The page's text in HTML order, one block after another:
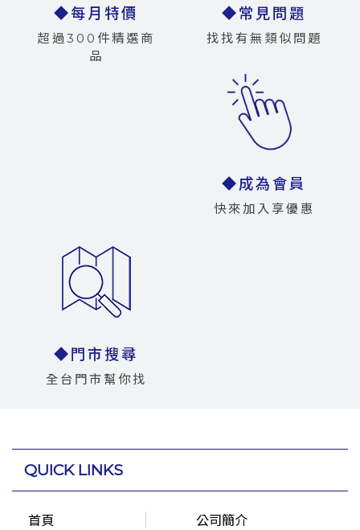
◆每月特價
超過300件精選商
品
◆常見問題
找找有無類似問題
◆成為會員
快來加入享優惠
◆門市搜尋
全台門市幫你找
QUICK LINKS
首頁
公司簡介